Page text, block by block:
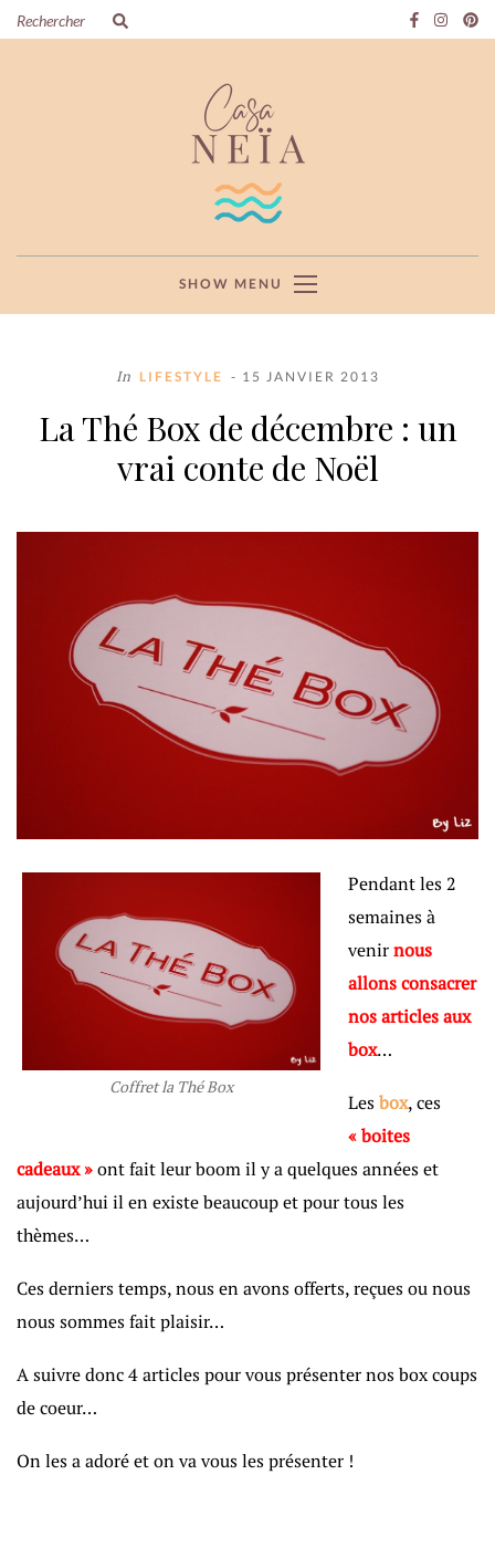
SHOW MENU
In LIFESTYLE - 15 JANVIER 2013
La Thé Box de décembre : un
vrai conte de Noël
Coffret la Thé Box
Pendant les 2
semaines à
venirnous
allons consacrer
nos articles aux
box…
Lesbox, ces
« boites
cadeaux »ont fait leur boom il y a quelques années et
aujourd’hui il en existe beaucoup et pour tous les
thèmes…
Ces derniers temps, nous en avons offerts, reçues ou nous
nous sommes fait plaisir…
A suivre donc 4 articles pour vous présenter nos box coups
de coeur…
On les a adoré et on va vous les présenter !